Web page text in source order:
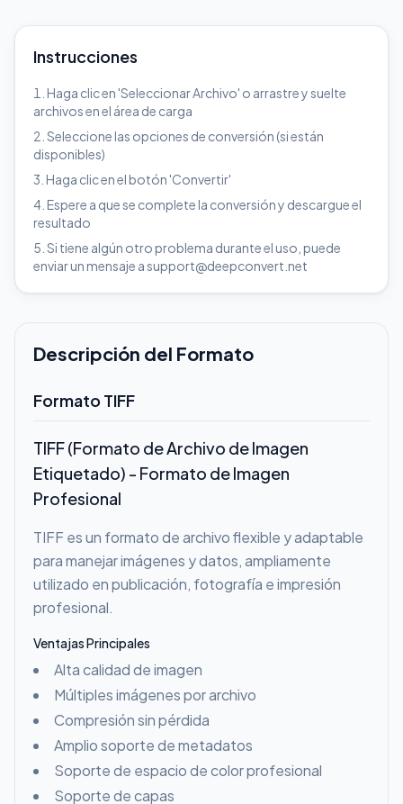
Instrucciones
Haga clic en 'Seleccionar Archivo' o arrastre y suelte
archivos en el área de carga
Seleccione las opciones de conversión (si están
disponibles)
Haga clic en el botón 'Convertir'
Espere a que se complete la conversión y descargue el
resultado
Si tiene algún otro problema durante el uso, puede
enviar un mensaje a support@deepconvert.net
Descripción del Formato
Formato TIFF
TIFF (Formato de Archivo de Imagen
Etiquetado) - Formato de Imagen
Profesional
TIFF es un formato de archivo flexible y adaptable
para manejar imágenes y datos, ampliamente
utilizado en publicación, fotografía e impresión
profesional.
Ventajas Principales
Alta calidad de imagen
Múltiples imágenes por archivo
Compresión sin pérdida
Amplio soporte de metadatos
Soporte de espacio de color profesional
Soporte de capas